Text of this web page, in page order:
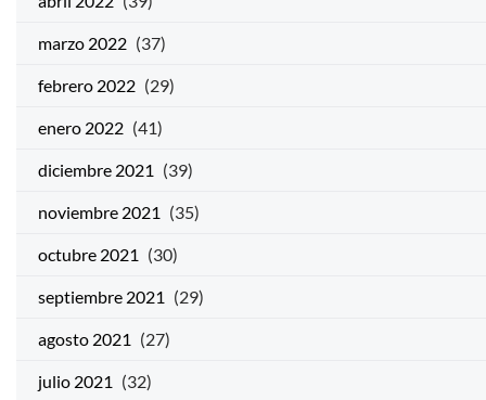
marzo 2022 (37)
febrero 2022 (29)
enero 2022 (41)
diciembre 2021 (39)
noviembre 2021 (35)
octubre 2021 (30)
septiembre 2021 (29)
agosto 2021 (27)
julio 2021 (32)